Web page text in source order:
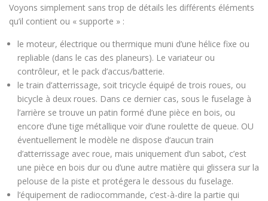
Voyons simplement sans trop de détails les différents éléments
qu’il contient ou « supporte » :
le moteur, électrique ou thermique muni d’une hélice fixe ou
repliable (dans le cas des planeurs). Le variateur ou
contrôleur, et le pack d’accus/batterie.
le train d’atterrissage, soit tricycle équipé de trois roues, ou
bicycle à deux roues. Dans ce dernier cas, sous le fuselage à
l’arrière se trouve un patin formé d’une pièce en bois, ou
encore d’une tige métallique voir d’une roulette de queue. OU
éventuellement le modèle ne dispose d’aucun train
d’atterrissage avec roue, mais uniquement d’un sabot, c’est
une pièce en bois dur ou d’une autre matière qui glissera sur la
pelouse de la piste et protégera le dessous du fuselage.
l’équipement de radiocommande, c’est-à-dire la partie qui